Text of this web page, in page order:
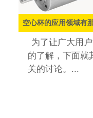
空心杯的应用领域有
为了让广大用
的了解，下面就
关的讨论。...